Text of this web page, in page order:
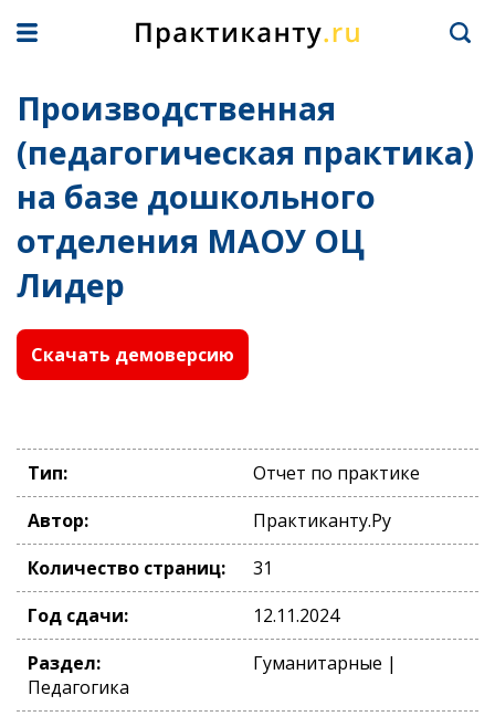
Производственная
(педагогическая практика)
на базе дошкольного
отделения МАОУ ОЦ
Лидер
Скачать демоверсию
Тип:
Отчет по практике
Автор:
Практиканту.Ру
Количество страниц:
31
Год сдачи:
12.11.2024
Раздел:
Гуманитарные |
Педагогика